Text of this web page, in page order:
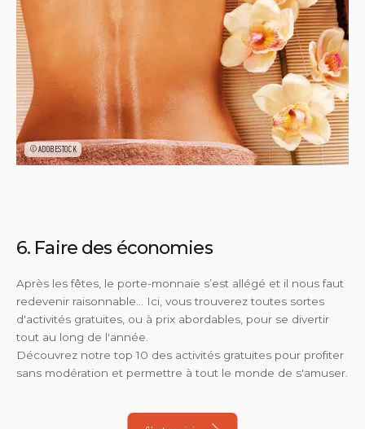
©ADOBESTOCK
6. Faire des économies
Après les fêtes, le porte-monnaie s’est allégé et il nous faut
redevenir raisonnable… Ici, vous trouverez toutes sortes
d'activités gratuites, ou à prix abordables, pour se divertir
tout au long de l'année.
Découvrez notre top 10 des activités gratuites pour profiter
sans modération et permettre à tout le monde de s'amuser.